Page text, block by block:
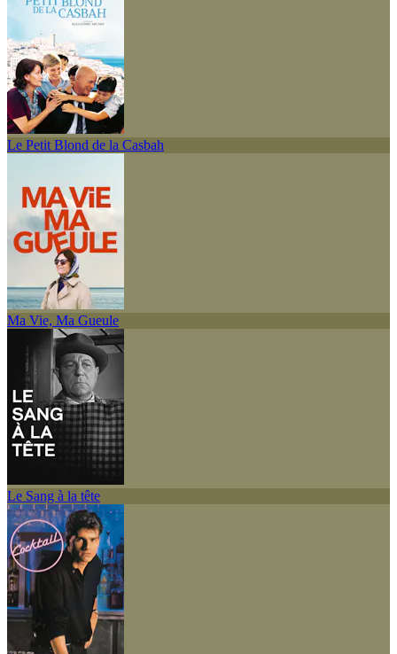
Le Petit Blond de la Casbah
Ma Vie, Ma Gueule
Le Sang à la tête